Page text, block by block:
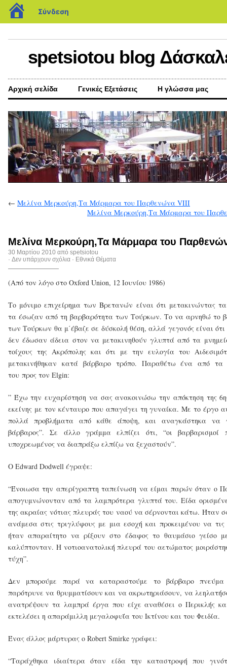
blogs.sch.gr
Σύνδεση
spetsiotou blog
Αρχική σελίδα Γενικές Εξετάσεις Η γλώσσα μας
← Μελίνα Μερκούρη,Τα Μάρμαρα του Παρθενώνα VIII
Μελίνα Μερκούρη,Τα Μάρμαρα του
Μελίνα Μερκούρη,Τα Μάρμαρα του
30 Μαρτίου 2010 από spetsiotou
· Δεν υπάρχουν σχόλια · Εθνικά Θέματα
(Από τον λόγο στο Oxford Union, 12 Ιουνίου 1986)
Το μόνιμο επιχείρημα των Βρετανών είναι ότι μετακινώντας
τα έσωζαν από τη βαρβαρότητα των Τούρκων. Το να αρνηθώ το
των Τούρκων θα μ΄έβαζε σε δύσκολή θέση, αλλά γεγονός είναι ότι
δεν έδωσαν άδεια στον να μετακινηθούν γλυπτά από τα
τοίχους της Ακρόπολης και ότι με την ευλογία του
μετακινήθηκαν κατά βάρβαρο τρόπο. Παραθέτω ένα από τα
του προς τον Elgin:
” Έχω την ευχαρίστηση να σας ανακοινώσω την απόκτηση της
εκείνης με τον κένταυρο που απαγάγει τη γυναίκα. Με το έργο
πολλά προβλήματα από κάθε άποψη, και αναγκάστηκα να
βάρβαρος”. Σε άλλο γράμμα ελπίζει ότι, “οι βαρβαρισμοί
υποχρεωμένος να διαπράξω ελπίζω να ξεχαστούν”.
Ο Edward Dodwell έγραψε:
“Ένοιωσα την απερίγραπτη ταπείνωση να είμαι παρών όταν ο
απογυμνώνονταν από τα λαμπρότερα γλυπτά του. Είδα
της ακραίας νότιας πλευράς του ναού να σέρνονται κάτω. Ήταν
ανάμεσα στις τριγλύφους με μια εσοχή και προκειμένου να
ήταν απαραίτητο να ρίξουν στο έδαφος το θαυμάσιο γείσο
καλύπτονταν. Η νοτιοανατολική πλευρά του αετώματος
τύχη”.
Δεν μπορούμε παρά να καταραστούμε το βάρβαρο
παρότρυνε να θρυμματίσουν και να ακρωτηριάσουν, να
ανατρέψουν τα λαμπρά έργα που είχε αναθέσει ο Περικλής
εκτελέσει η απαράμιλλη μεγαλοφυΐα του Ικτίνου και του Φειδία.
Ένας άλλος μάρτυρας ο Robert Smirke γράφει:
“Ταράχθηκα ιδιαίτερα όταν είδα την καταστροφή που